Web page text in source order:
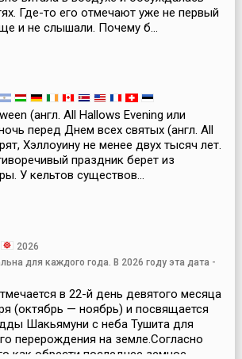
Где-то его отмечают уже не первый
и не слышали. Почему б...
(англ. All Hallows Evening или
перед Днем всех святых (англ. All
Хэллоуину не менее двух тысяч лет.
праздник берет из
У кельтов существов...
2026
для каждого года. В 2026 году эта дата -
в 22-й день девятого месяца
(октябрь — ноябрь) и посвящается
Шакьямуни с неба Тушита для
перерождения на земле.Согласно
как обрести последнее земное ...